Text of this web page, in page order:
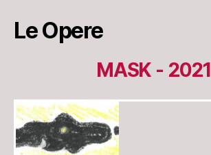
Le Opere
MASK - 2021